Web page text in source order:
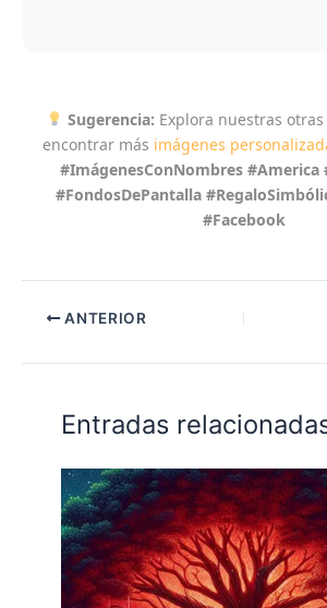
Sugerencia: Explora nuestras
encontrar más imágenes
#ImágenesConNombres #America
#FondosDePantalla
#Facebook
ANTERIOR
Entradas